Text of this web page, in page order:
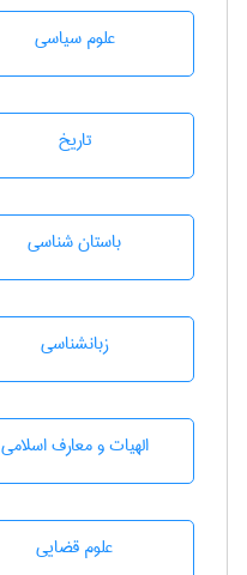
علوم سياسی
تاريخ
باستان شناسی
زبانشناسی
الهیات و معارف اسلامی
علوم قضایی